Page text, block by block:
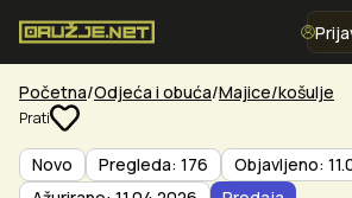
Početna Odjeća i obuća Majice/košulje
Prati
Novo Pregleda: 176
Objavljeno: